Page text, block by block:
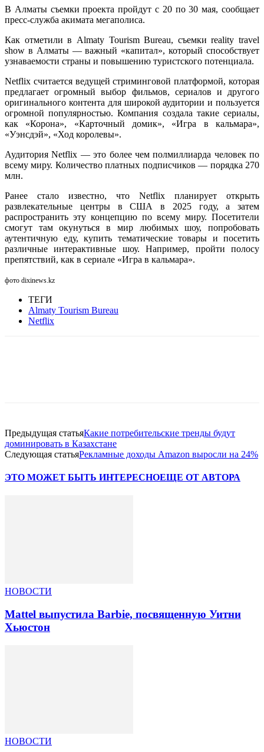
В Алматы съемки проекта пройдут с 20 по 30 мая, сообщает
пресс-служба акимата мегаполиса.
Как отметили в Almaty Tourism Bureau, съемки reality travel
show в Алматы — важный «капитал», который способствует
узнаваемости страны и повышению туристского потенциала.
Netflix считается ведущей стриминговой платформой, которая
предлагает огромный выбор фильмов, сериалов и другого
оригинального контента для широкой аудитории и пользуется
огромной популярностью. Компания создала такие сериалы,
как «Корона», «Карточный домик», «Игра в кальмара»,
«Уэнсдэй», «Ход королевы».
Аудитория Netflix — это более чем полмиллиарда человек по
всему миру. Количество платных подписчиков — порядка 270
млн.
Ранее стало известно, что Netflix планирует открыть
развлекательные центры в США в 2025 году, а затем
распространить эту концепцию по всему миру. Посетители
смогут там окунуться в мир любимых шоу, попробовать
аутентичную еду, купить тематические товары и посетить
различные интерактивные шоу. Например, пройти полосу
препятствий, как в сериале «Игра в кальмара».
фото dixinews.kz
ТЕГИ
Almaty Tourism Bureau
Netflix
Предыдущая статьяКакие потребительские тренды будут
доминировать в Казахстане
Следующая статьяРекламные доходы Amazon выросли на 24%
ЭТО МОЖЕТ БЫТЬ ИНТЕРЕСНОЕЩЕ ОТ АВТОРА
НОВОСТИ
Mattel выпустила Barbie, посвященную Уитни
Хьюстон
НОВОСТИ